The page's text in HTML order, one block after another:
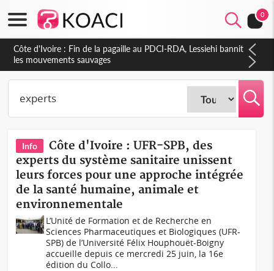
0
Côte d'Ivoire : Ouattara promet des sanctions contre les
déguerpissements illégaux
Info
Côte d'Ivoire : UFR-SPB, des
experts du système sanitaire unissent
leurs forces pour une approche intégrée
de la santé humaine, animale et
environnementale
L’Unité de Formation et de Recherche en
Sciences Pharmaceutiques et Biologiques (UFR-
SPB) de l’Université Félix Houphouët-Boigny
accueille depuis ce mercredi 25 juin, la 16e
édition du Collo...